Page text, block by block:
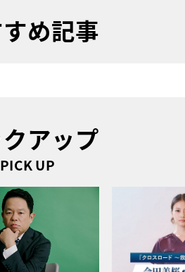
め記事
アップ
PICK UP